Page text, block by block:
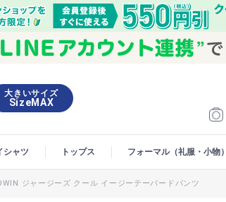
大きいサイズ
SizeMAX
シャツ トップス フォーマル（礼服・小物）
ジャージーズ クール イージーテーパードパンツ